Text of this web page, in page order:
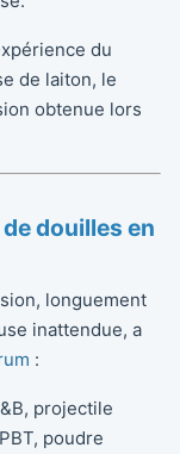
du
de laiton, le
obtenue lors
douilles en
longuement
inattendue, a
:
projectile
poudre